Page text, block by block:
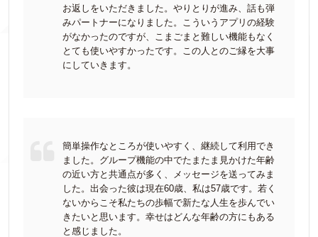
お返しをいただきました。やりとりが進み、話も弾
みパートナーになりました。こういうアプリの経験
がなかったのですが、こまごまと難しい機能もなく
とても使いやすかったです。この人とのご縁を大事
にしていきます。
簡単操作なところが使いやすく、継続して利用でき
ました。グループ機能の中でたまたま見かけた年齢
の近い方と共通点が多く、メッセージを送ってみま
した。出会った彼は現在60歳、私は57歳です。若く
ないからこそ私たちの歩幅で新たな人生を歩んでい
きたいと思います。幸せはどんな年齢の方にもある
と感じました。